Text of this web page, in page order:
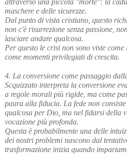
maschere e delle sicurezze.
Dal punto di vista cristiano, questo
non c'è risurrezione senza passione,
lasciare andare qualcosa.
Per questo le crisi non sono viste
come momenti privilegiati di crescita.
4. La conversione come passaggio
Scquizzato interpreta la conversione
a regole morali più rigide, ma come
paura alla fiducia. La fede non
qualcosa per Dio, ma nel fidarsi della
vocazione più profonda.
Questa è probabilmente una delle
dei nostri problemi nascono dal
trasformazione inizia quando